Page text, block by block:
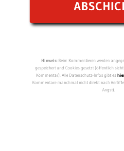
Hinweis:Beim Kommentieren werden
gespeichert und Cookies gesetzt (öffentlich
Kommentar). Alle Datenschutz-Infos gibt es
Kommentare manchmal nicht direkt nach
Angst).